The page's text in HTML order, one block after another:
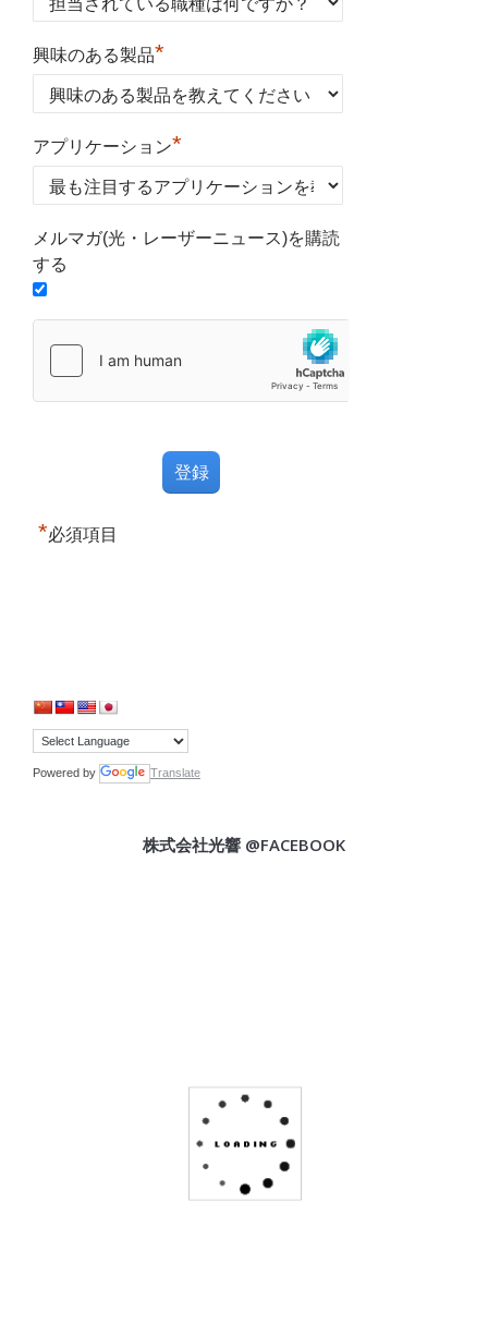
興味のある製品*
アプリケーション*
メルマガ(光・レーザーニュース)を購読
する
*必須項目
Powered by Translate
株式会社光響 @FACEBOOK